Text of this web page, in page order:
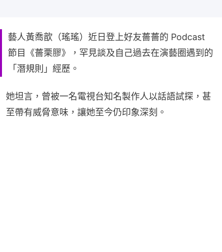
藝人黃喬歆（瑤瑤）近日登上好友薔薔的 Podcast
節目《薔栗膠》，罕見談及自己過去在演藝圈遇到的
「潛規則」經歷。
她坦言，曾被一名電視台知名製作人以話語試探，甚
至帶有威脅意味，讓她至今仍印象深刻。